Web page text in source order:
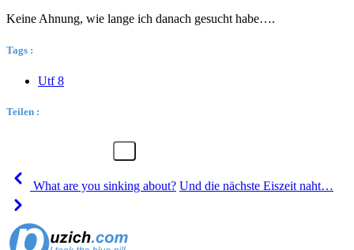
Keine Ahnung, wie lange ich danach gesucht habe….
Tags :
Utf 8
Teilen :
What are you sinking about? Und die nächste Eiszeit naht…